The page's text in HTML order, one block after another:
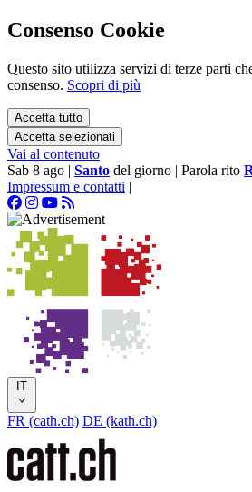
Consenso Cookie
Questo sito utilizza servizi di terze parti
consenso. Scopri di più
Accetta tutto
Accetta selezionati
Vai al contenuto
Sab 8 ago | Santo del giorno | Parola rito
Impressum e contatti |
IT
FR (cath.ch) DE (kath.ch)